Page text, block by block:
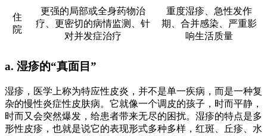
住
院
更强的局部或全身药物治
疗、更密切的病情监测、针
对并发症治疗
重度湿疹、急性发作
期、合并感染、严重影
响生活质量
a. 湿疹的“真面目”
湿疹，医学上称为特应性皮炎，并不是单一疾病，而是一种复
杂的慢性炎症性皮肤病。它就像一个调皮的孩子，时而平静，
时而又会突然爆发，给患者带来无尽的困扰。湿疹的特点是多
形性皮疹，也就是说它的表现形式多种多样，红斑、丘疹、水